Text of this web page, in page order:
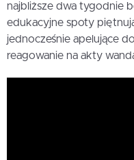
najbliższe dwa tygodnie
edukacyjne spoty
jednocześnie apelujące
reagowanie na akty